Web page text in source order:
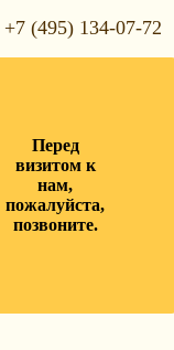
+7 (495) 134-07-72
Перед
визитом к
нам,
пожалуйста,
позвоните.